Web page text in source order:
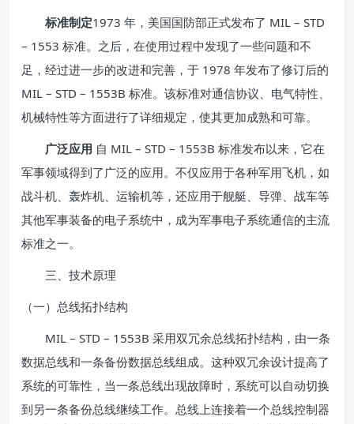
标准制定1973 年，美国国防部正式发布了 MIL – STD
– 1553 标准。之后，在使用过程中发现了一些问题和不
足，经过进一步的改进和完善，于 1978 年发布了修订后的
MIL – STD – 1553B 标准。该标准对通信协议、电气特性、
机械特性等方面进行了详细规定，使其更加成熟和可靠。
广泛应用 自 MIL – STD – 1553B 标准发布以来，它在
军事领域得到了广泛的应用。不仅应用于各种军用飞机，如
战斗机、轰炸机、运输机等，还应用于舰艇、导弹、战车等
其他军事装备的电子系统中，成为军事电子系统通信的主流
标准之一。
三、技术原理
（一）总线拓扑结构
MIL – STD – 1553B 采用双冗余总线拓扑结构，由一条
数据总线和一条备份数据总线组成。这种双冗余设计提高了
系统的可靠性，当一条总线出现故障时，系统可以自动切换
到另一条备份总线继续工作。总线上连接着一个总线控制器